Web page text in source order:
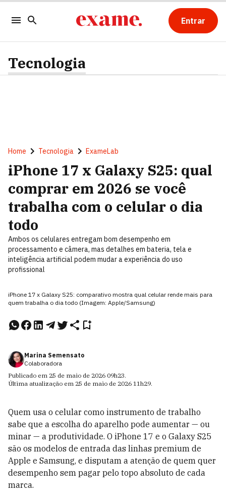
Entrar
Tecnologia
Home Tecnologia ExameLab
iPhone 17 x Galaxy S25: qual
comprar em 2026 se você
trabalha com o celular o dia
todo
Ambos os celulares entregam bom desempenho em
processamento e câmera, mas detalhes em bateria, tela e
inteligência artificial podem mudar a experiência do uso
profissional
iPhone 17 x Galaxy S25: comparativo mostra qual celular rende mais para
quem trabalha o dia todo (Imagem: Apple/Samsung)
Marina Semensato
Colaboradora
Publicado em 25 de maio de 2026 09h23.
Última atualização em 25 de maio de 2026 11h29.
Quem usa o celular como instrumento de trabalho
sabe que a escolha do aparelho pode aumentar — ou
minar — a produtividade. O iPhone 17 e o Galaxy S25
são os modelos de entrada das linhas premium de
Apple e Samsung, e disputam a atenção de quem quer
desempenho sem pagar pelo topo absoluto de cada
marca.